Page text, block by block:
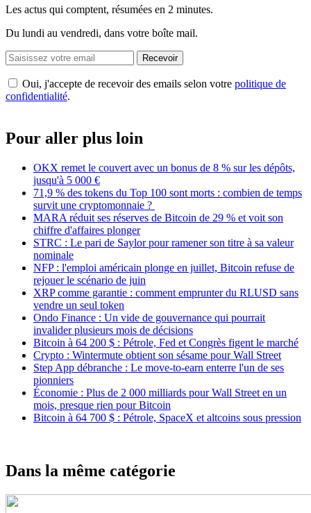
Les actus qui comptent, résumées en 2 minutes.
Du lundi au vendredi, dans votre boîte mail.
Recevoir
Oui, j'accepte de recevoir des emails selon votre politique de
confidentialité.
Pour aller plus loin
OKX remet le couvert avec un bonus de 8 % sur les dépôts,
jusqu'à 5 000 €
71,9 % des tokens du Top 100 sont morts : combien de temps
survit une cryptomonnaie ?
MARA réduit ses réserves de Bitcoin de 29 % et voit son
chiffre d'affaires plonger
STRC : Le pari de Saylor pour ramener son titre à sa valeur
nominale
NFP : l'emploi américain plonge en juillet, Bitcoin refuse de
rejouer le scénario de juin
XRP comme garantie : comment emprunter du RLUSD sans
vendre un seul token
Ondo Finance : Un vide de gouvernance qui pourrait
invalider plusieurs mois de décisions
Bitcoin à 64 200 $ : Pétrole, Fed et Congrès figent le marché
Crypto : Wintermute obtient son sésame pour Wall Street
Step App débranche : Le move-to-earn enterre l'un de ses
pionniers
Économie : Plus de 2 000 milliards pour Wall Street en un
mois, presque rien pour Bitcoin
Bitcoin à 64 700 $ : Pétrole, SpaceX et altcoins sous pression
Dans la même catégorie